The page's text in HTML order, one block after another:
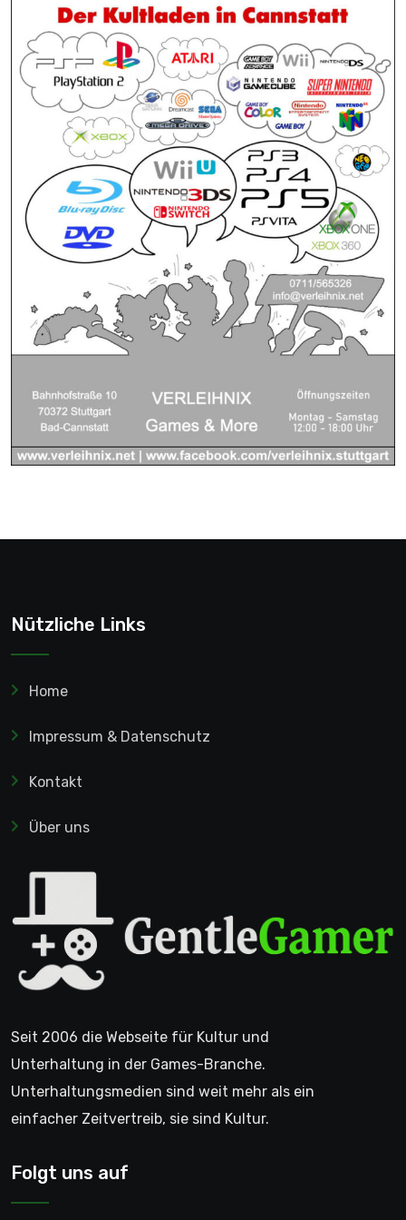
Nützliche Links
Home
Impressum & Datenschutz
Kontakt
Über uns
Seit 2006 die Webseite für Kultur und
Unterhaltung in der Games-Branche.
Unterhaltungsmedien sind weit mehr als ein
einfacher Zeitvertreib, sie sind Kultur.
Folgt uns auf